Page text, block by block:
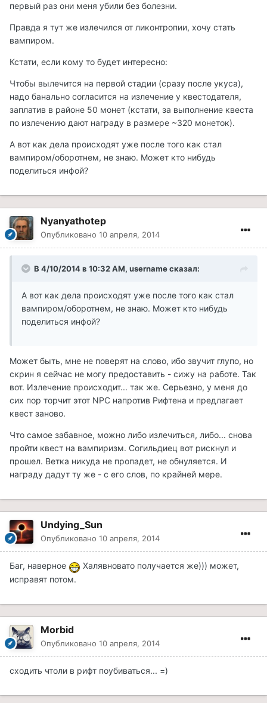
первый раз они меня убили без болезни.
Правда я тут же излечился от ликонтропии, хочу стать
вампиром.
Кстати, если кому то будет интересно:
Чтобы вылечится на первой стадии (сразу после укуса),
надо банально согласится на излечение у квестодателя,
заплатив в районе 50 монет (кстати, за выполнение квеста
по излечению дают награду в размере ~320 монеток).
А вот как дела происходят уже после того как стал
вампиром/оборотнем, не знаю. Может кто нибудь
поделиться инфой?
Nyanyathotep
Опубликовано 10 апреля, 2014
В 4/10/2014 в 10:32 AM, username сказал:
А вот как дела происходят уже после того как стал
вампиром/оборотнем, не знаю. Может кто нибудь
поделиться инфой?
Может быть, мне не поверят на слово, ибо звучит глупо, но
скрин я сейчас не могу предоставить - сижу на работе. Так
вот. Излечение происходит... так же. Серьезно, у меня до
сих пор торчит этот NPC напротив Рифтена и предлагает
квест заново.
Что самое забавное, можно либо излечиться, либо... снова
пройти квест на вампиризм. Согильдиец вот рискнул и
прошел. Ветка никуда не пропадет, не обнуляется. И
награду дадут ту же - с его слов, по крайней мере.
Undying_Sun
Опубликовано 10 апреля, 2014
Баг, наверное
Халявновато получается же))) может,
исправят потом.
Morbid
Опубликовано 10 апреля, 2014
сходить чтоли в рифт поубиваться... =)